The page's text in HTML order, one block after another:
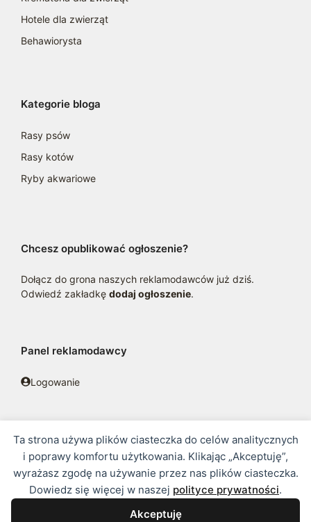
Ta strona używa plików ciasteczka do celów analitycznych
i poprawy komfortu użytkowania. Klikając „Akceptuję”,
wyrażasz zgodę na używanie przez nas plików ciasteczka.
Dowiedz się więcej w naszej polityce prywatności.
Akceptuję
Hotele dla zwierząt
Behawiorysta
Kategorie bloga
Rasy psów
Rasy kotów
Ryby akwariowe
Chcesz opublikować ogłoszenie?
Dołącz do grona naszych reklamodawców już dziś.
Odwiedź zakładkę dodaj ogłoszenie.
Panel reklamodawcy
Logowanie
© 2016 - 2026 zoosklepik.pl •Polityka prywatności • Sitemap
Treść niniejszej strony internetowej nie stanowi oferty w rozumieniu
prawa handlowego.